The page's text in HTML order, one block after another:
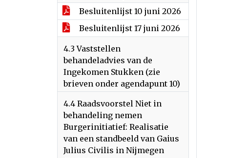
Besluitenlijst 10 juni 2026
Besluitenlijst 17 juni 2026
4.3 Vaststellen
behandeladvies van de
Ingekomen Stukken (zie
brieven onder agendapunt 10)
4.4 Raadsvoorstel Niet in
behandeling nemen
Burgerinitiatief: Realisatie
van een standbeeld van Gaius
Julius Civilis in Nijmegen